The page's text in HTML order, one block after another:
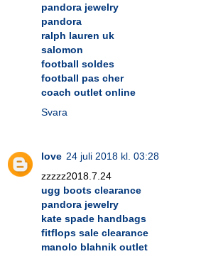
pandora jewelry
pandora
ralph lauren uk
salomon
football soldes
football pas cher
coach outlet online
Svara
love 24 juli 2018 kl. 03:28
zzzzz2018.7.24
ugg boots clearance
pandora jewelry
kate spade handbags
fitflops sale clearance
manolo blahnik outlet